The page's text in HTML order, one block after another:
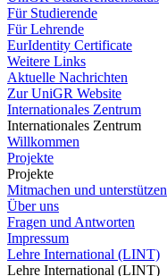
Für Studierende
Für Lehrende
EurIdentity Certificate
Weitere Links
Aktuelle Nachrichten
Zur UniGR Website
Internationales Zentrum
Internationales Zentrum
Willkommen
Projekte
Projekte
Mitmachen und unterstützen
Über uns
Fragen und Antworten
Impressum
Lehre International (LINT)
Lehre International (LINT)